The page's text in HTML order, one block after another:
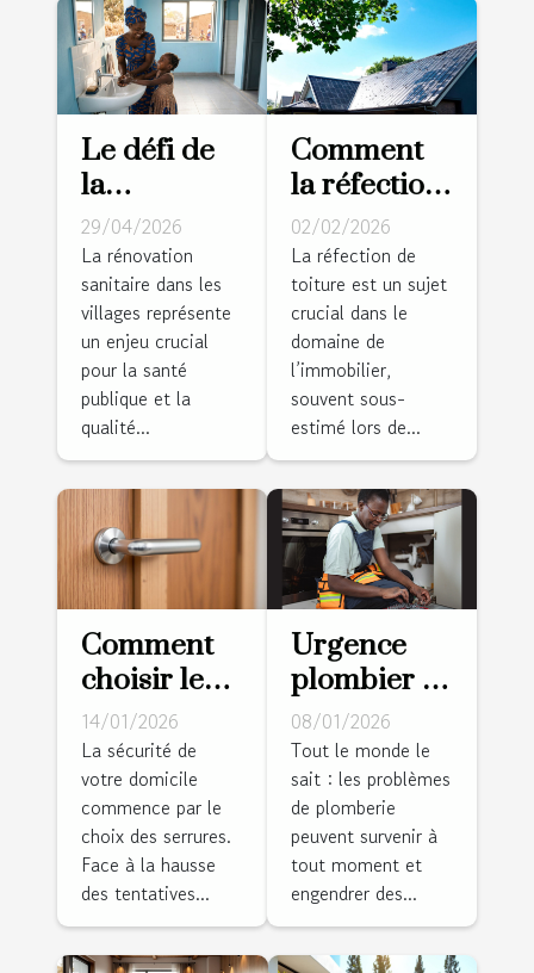
Le défi de
la
rénovation
sanitaire
dans les
villages :
récit d’un
succès local
29/04/2026
La rénovation
sanitaire dans les
villages représente
un enjeu crucial
pour la santé
publique et la
qualité...
Comment
la réfection
de toiture
augmente-t-
elle la
valeur de
votre
propriété?
02/02/2026
La réfection de
toiture est un sujet
crucial dans le
domaine de
l’immobilier,
souvent sous-
estimé lors de...
Comment
choisir les
meilleures
serrures
anti-
effraction
pour votre
domicile ?
14/01/2026
La sécurité de
votre domicile
commence par le
choix des serrures.
Face à la hausse
des tentatives...
Urgence
plombier : à
Strasbourg,
les
habitants
font appel à
Hydro
Energie !
08/01/2026
Tout le monde le
sait : les problèmes
de plomberie
peuvent survenir à
tout moment et
engendrer des...